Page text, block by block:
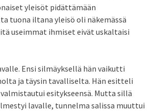
yleisöt pidättämään
tuona iltana yleisö oli näkemässä
useimmat ihmiset eivät uskaltaisi
Ensi silmäyksellä hän vaikutti
ja täysin tavalliselta. Hän esitteli
esitykseensä. Mutta sillä
lavalle, tunnelma salissa muuttui